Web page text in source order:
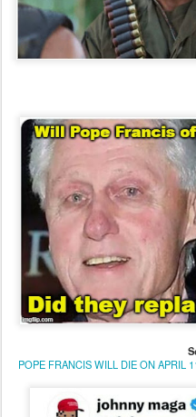
POPE FRANCIS WILL DIE ON APRIL